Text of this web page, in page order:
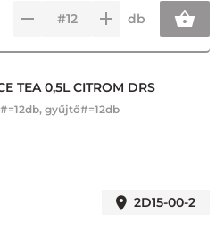
db
TEA 0,5L CITROM DRS
#=12db, gyűjtő#=12db
2D15-00-2